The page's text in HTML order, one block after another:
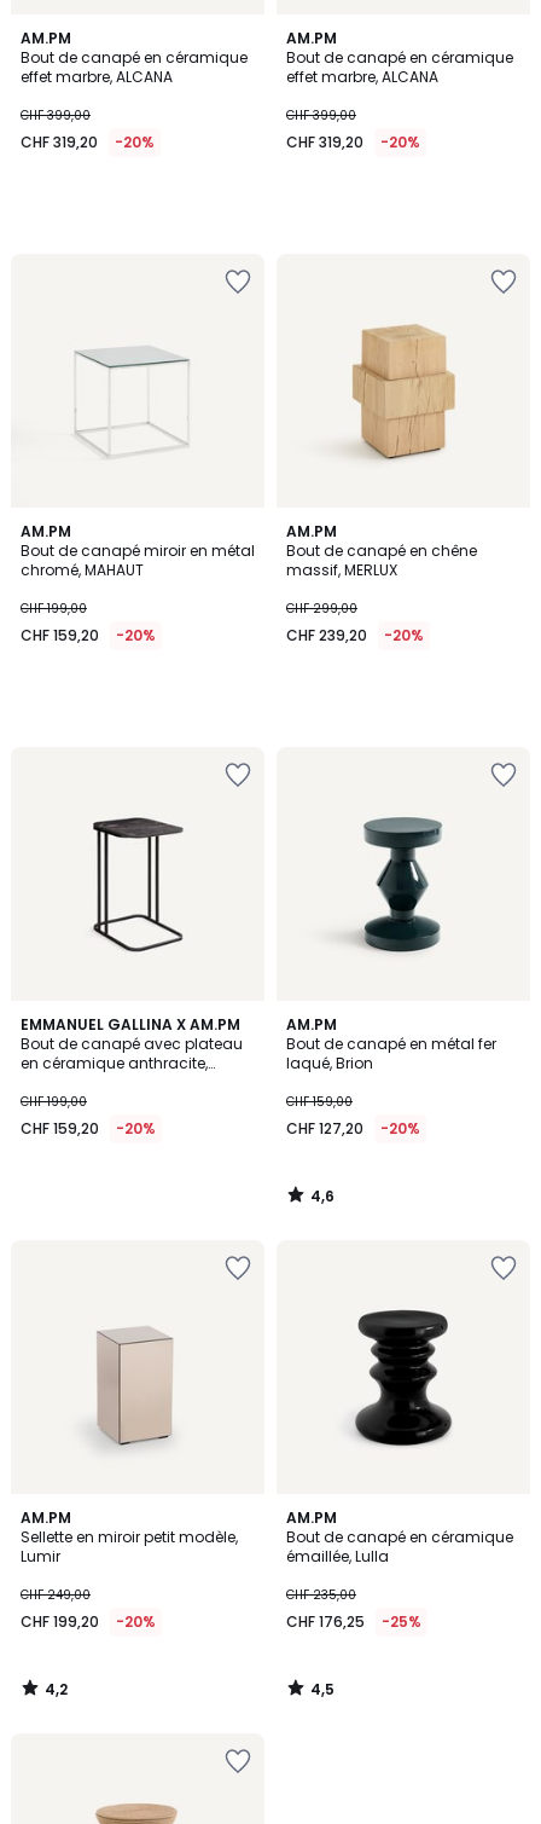
AM.PM
Bout de canapé en céramique
effet marbre, ALCANA
CHF 399,00
CHF 319,20 -20%
AM.PM
Bout de canapé en céramique
effet marbre, ALCANA
CHF 399,00
CHF 319,20 -20%
AM.PM
Bout de canapé miroir en métal
chromé, MAHAUT
CHF 199,00
CHF 159,20 -20%
AM.PM
Bout de canapé en chêne
massif, MERLUX
CHF 299,00
CHF 239,20 -20%
EMMANUEL GALLINA X AM.PM
Bout de canapé avec plateau
en céramique anthracite,
CHF 199,00
CHF 159,20 -20%
AM.PM
Bout de canapé en métal fer
laqué, Brion
CHF 159,00
CHF 127,20 -20%
4,6
/ 5
4,6
/
AM.PM
Sellette en miroir petit modèle,
Lumir
CHF 249,00
CHF 199,20 -20%
4,2
/ 5
4,2
/
AM.PM
Bout de canapé en céramique
émaillée, Lulla
CHF 235,00
CHF 176,25 -25%
4,5
/ 5
4,5
/